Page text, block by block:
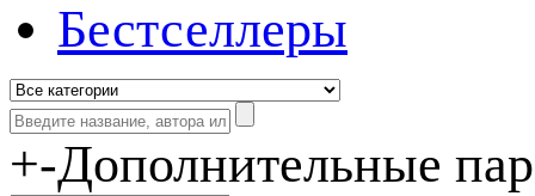
Бестселлеры
+-Дополнительные